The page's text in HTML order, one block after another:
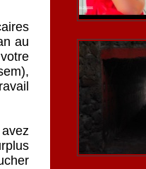
au